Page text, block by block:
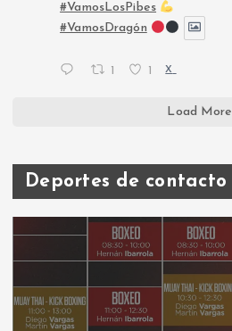
#VamosLosPibes
#VamosDragón
1 1 X
Load More
Deportes de contacto